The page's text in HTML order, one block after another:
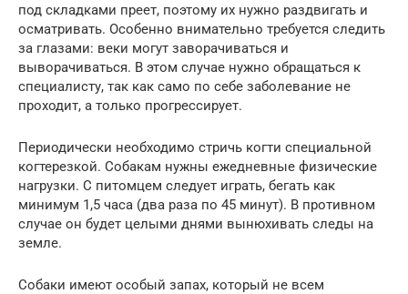
под складками преет, поэтому их нужно раздвигать и
осматривать. Особенно внимательно требуется следить
за глазами: веки могут заворачиваться и
выворачиваться. В этом случае нужно обращаться к
специалисту, так как само по себе заболевание не
проходит, а только прогрессирует.
Периодически необходимо стричь когти специальной
когтерезкой. Собакам нужны ежедневные физические
нагрузки. С питомцем следует играть, бегать как
минимум 1,5 часа (два раза по 45 минут). В противном
случае он будет целыми днями вынюхивать следы на
земле.
Собаки имеют особый запах, который не всем